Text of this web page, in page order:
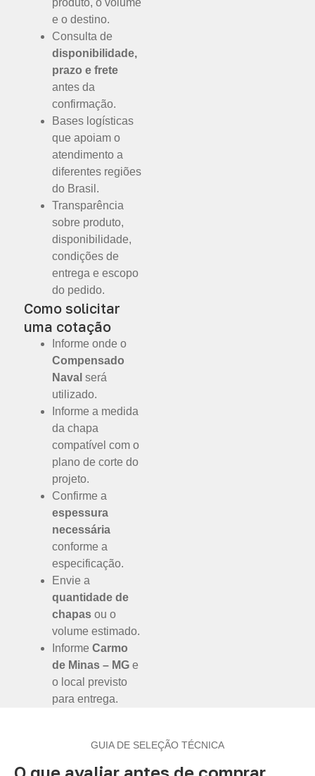
e o destino.
Consulta de
disponibilidade,
prazo e frete
antes da
confirmação.
Bases logísticas
que apoiam o
atendimento a
diferentes regiões
do Brasil.
Transparência
sobre produto,
disponibilidade,
condições de
entrega e escopo
do pedido.
Como solicitar
uma cotação
Informe onde o
Compensado
Naval será
utilizado.
Informe a medida
da chapa
compatível com o
plano de corte do
projeto.
Confirme a
espessura
necessária
conforme a
especificação.
Envie a
quantidade de
chapas ou o
volume estimado.
Informe Carmo
de Minas – MG e
o local previsto
para entrega.
GUIA DE SELEÇÃO TÉCNICA